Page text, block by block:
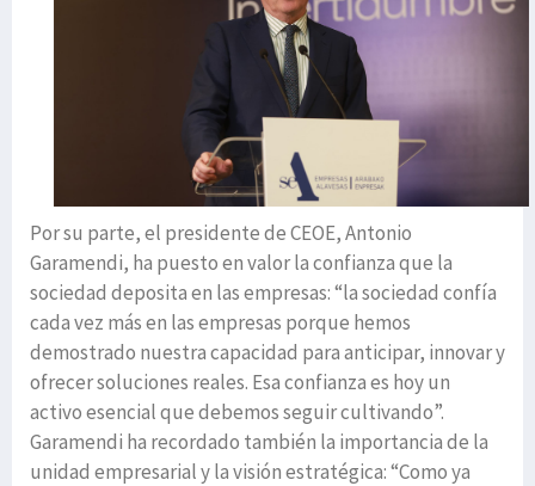
Por su parte, el presidente de CEOE, Antonio
Garamendi, ha puesto en valor la confianza que la
sociedad deposita en las empresas: “la sociedad confía
cada vez más en las empresas porque hemos
demostrado nuestra capacidad para anticipar, innovar y
ofrecer soluciones reales. Esa confianza es hoy un
activo esencial que debemos seguir cultivando”.
Garamendi ha recordado también la importancia de la
unidad empresarial y la visión estratégica: “Como ya